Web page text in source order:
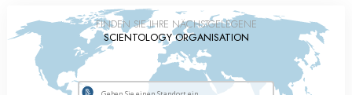
FINDEN SIE IHRE NÄCHSTGELEGENE
SCIENTOLOGY ORGANISATION